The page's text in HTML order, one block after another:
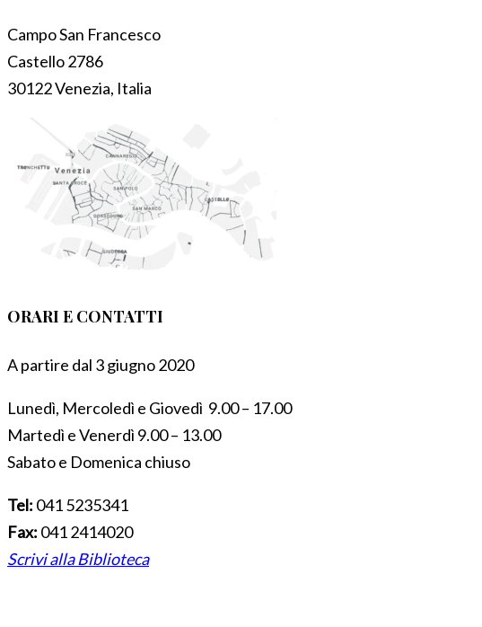
Campo San Francesco
Castello 2786
30122 Venezia, Italia
ORARI E CONTATTI
A partire dal 3 giugno 2020
Lunedì, Mercoledì e Giovedì 9.00 – 17.00
Martedì e Venerdì 9.00 – 13.00
Sabato e Domenica chiuso
Tel: 041 5235341
Fax: 041 2414020
Scrivi alla Biblioteca